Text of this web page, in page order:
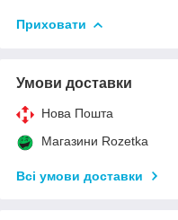
Приховати
Умови доставки
Нова Пошта
Магазини Rozetka
Всі умови доставки